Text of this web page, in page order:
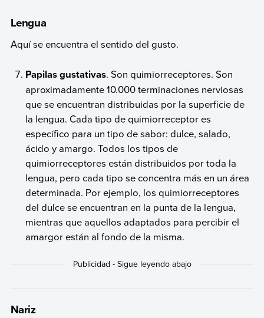
Lengua
Aquí se encuentra el sentido del gusto.
Papilas gustativas. Son quimiorreceptores. Son
aproximadamente 10.000 terminaciones nerviosas
que se encuentran distribuidas por la superficie de
la lengua. Cada tipo de quimiorreceptor es
específico para un tipo de sabor: dulce, salado,
ácido y amargo. Todos los tipos de
quimiorreceptores están distribuidos por toda la
lengua, pero cada tipo se concentra más en un área
determinada. Por ejemplo, los quimiorreceptores
del dulce se encuentran en la punta de la lengua,
mientras que aquellos adaptados para percibir el
amargor están al fondo de la misma.
Nariz